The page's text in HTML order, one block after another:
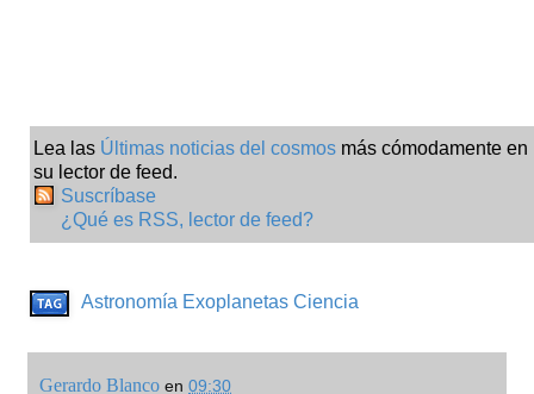
Lea las Últimas noticias del cosmos más cómodamente en
su lector de feed.
Suscríbase
¿Qué es RSS, lector de feed?
Astronomía Exoplanetas Ciencia
Gerardo Blanco en 09:30